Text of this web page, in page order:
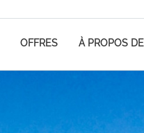
OFFRES À PROPOS